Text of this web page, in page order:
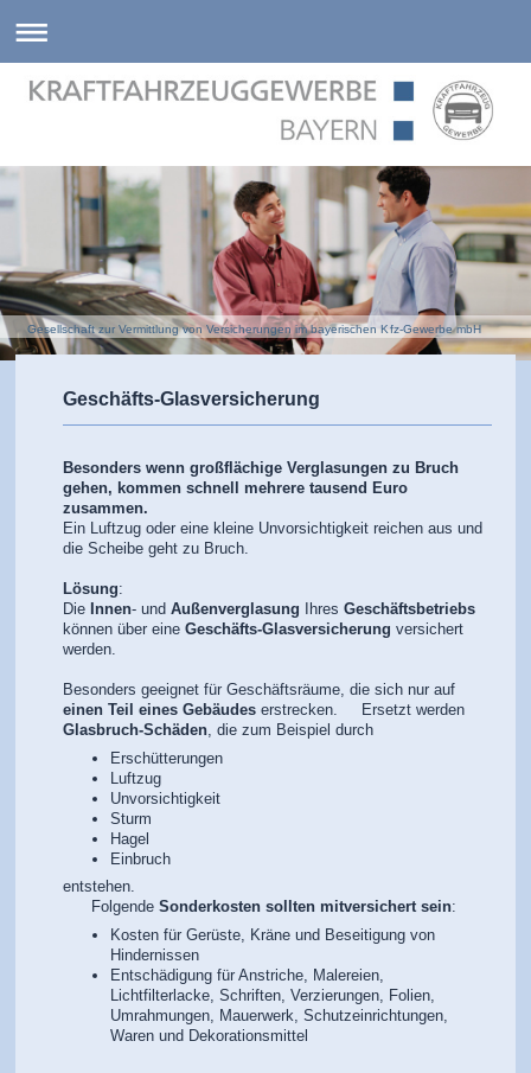
Gesellschaft zur Vermittlung von Versicherungen im bayerischen Kfz-Gewerbe mbH
Geschäfts-Glasversicherung
Besonders wenn großflächige Verglasungen zu Bruch
gehen, kommen schnell mehrere tausend Euro
zusammen.
Ein Luftzug oder eine kleine Unvorsichtigkeit reichen aus und
die Scheibe geht zu Bruch.
Lösung:
Die Innen- undAußenverglasung IhresGeschäftsbetriebs
können über eineGeschäfts-Glasversicherung versichert
werden.
Besonders geeignet für Geschäftsräume, die sich nur auf
einen Teil eines Gebäudes erstrecken. Ersetzt werden
Glasbruch-Schäden, die zum Beispiel durch
Erschütterungen
Luftzug
Unvorsichtigkeit
Sturm
Hagel
Einbruch
entstehen.
FolgendeSonderkosten sollten mitversichert sein:
Kosten für Gerüste, Kräne und Beseitigung von
Hindernissen
Entschädigung für Anstriche, Malereien,
Lichtfilterlacke, Schriften, Verzierungen, Folien,
Umrahmungen, Mauerwerk, Schutzeinrichtungen,
Waren und Dekorationsmittel